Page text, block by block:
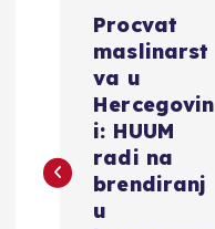
i
Procvat
maslinarst
va u
Hercegovin
i: HUUM
radi na
brendiranj
u